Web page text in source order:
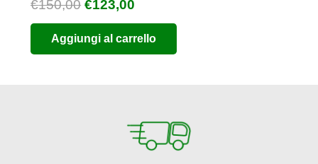
€150,00 Il
prezzo
originale
era:
€123,00
prezzo
attuale
è:
Aggiungi al carrello